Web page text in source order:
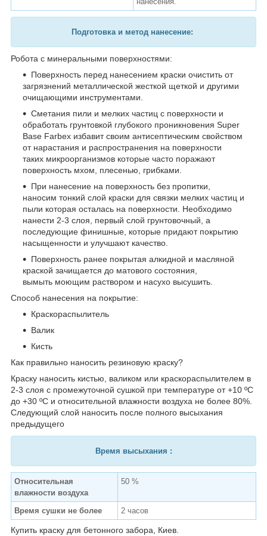
Подготовка и метод нанесение:
Робота с минеральными поверхностями:
Поверхность перед нанесением краски очистить от
загрязнений металлической жесткой щеткой и другими
очищающими инструментами.
Сметания пили и мелких частиц с поверхности и
обработать грунтовкой глубокого проникновения Super
Base Farbex избавит своим антисептическим свойством
от нарастания и распространения на поверхности
таких микроорганизмов которые часто поражают
поверхность мхом, плесенью, грибками.
При нанесение на поверхность без пропитки,
наносим тонкий слой краски для связки мелких частиц и
пыли которая осталась на поверхности. Необходимо
нанести 2-3 слоя, первый слой грунтовочный, а
последующие финишные, которые придают покрытию
насыщенности и улучшают качество.
Поверхность ранее покрытая алкидной и масляной
краской зачищается до матового состояния,
вымыть моющим раствором и насухо высушить.
Способ нанесения на покрытие:
Краскораспылитель
Валик
Кисть
Как правильно наносить резиновую краску?
Краску наносить кистью, валиком или краскораспылителем в
2-3 слоя с промежуточной сушкой при температуре от +10 ºС
до +30 ºС и относительной влажности воздуха не более 80%.
Следующий слой наносить после полного высыхания
предыдущего
Время высыхания :
Относительная
влажности воздуха
50 %
Время сушки не более 2 часов
Купить краску для бетонного забора, Киев.